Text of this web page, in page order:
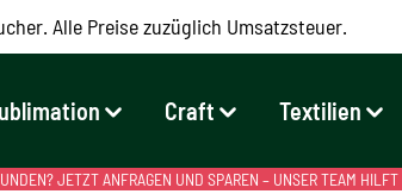
Alle Preise zuzüglich Umsatzsteuer.
Craft Textilien
JETZT ANFRAGEN UND SPAREN – UNSER TEAM HILFT